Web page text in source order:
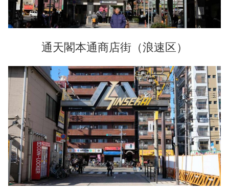
通天閣本通商店街（浪速区）